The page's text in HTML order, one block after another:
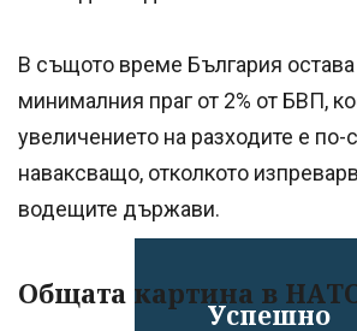
Успешно
В същото време България
минималния праг от 2% от БВП,
увеличението на разходите е по-
наваксващо, отколкото
водещите държави.
Общата картина в